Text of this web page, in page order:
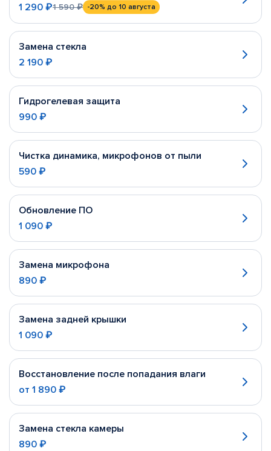
1 290 ₽1 590 ₽ -20% до 10 августа
Замена стекла
2 190 ₽
Гидрогелевая защита
990 ₽
Чистка динамика, микрофонов от пыли
590 ₽
Обновление ПО
1 090 ₽
Замена микрофона
890 ₽
Замена задней крышки
1 090 ₽
Восстановление после попадания влаги
от 1 890 ₽
Замена стекла камеры
890 ₽